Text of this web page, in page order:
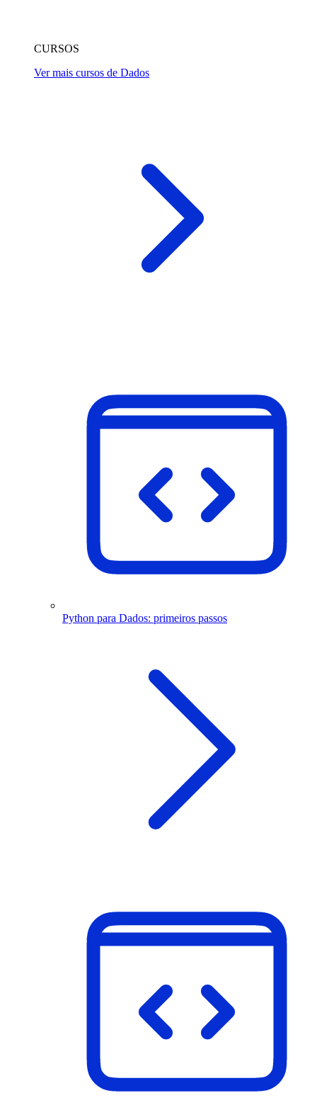
CURSOS
Ver mais cursos de Dados
Python para Dados: primeiros passos